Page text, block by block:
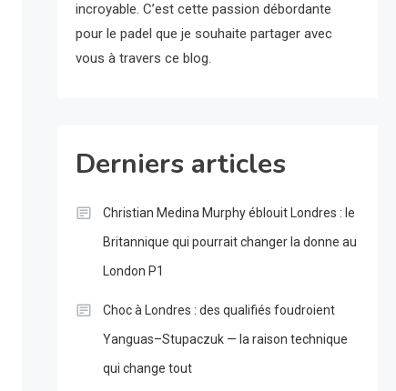
incroyable. C’est cette passion débordante
pour le padel que je souhaite partager avec
vous à travers ce blog.
Derniers articles
Christian Medina Murphy éblouit Londres : le
Britannique qui pourrait changer la donne au
London P1
Choc à Londres : des qualifiés foudroient
Yanguas–Stupaczuk — la raison technique
qui change tout